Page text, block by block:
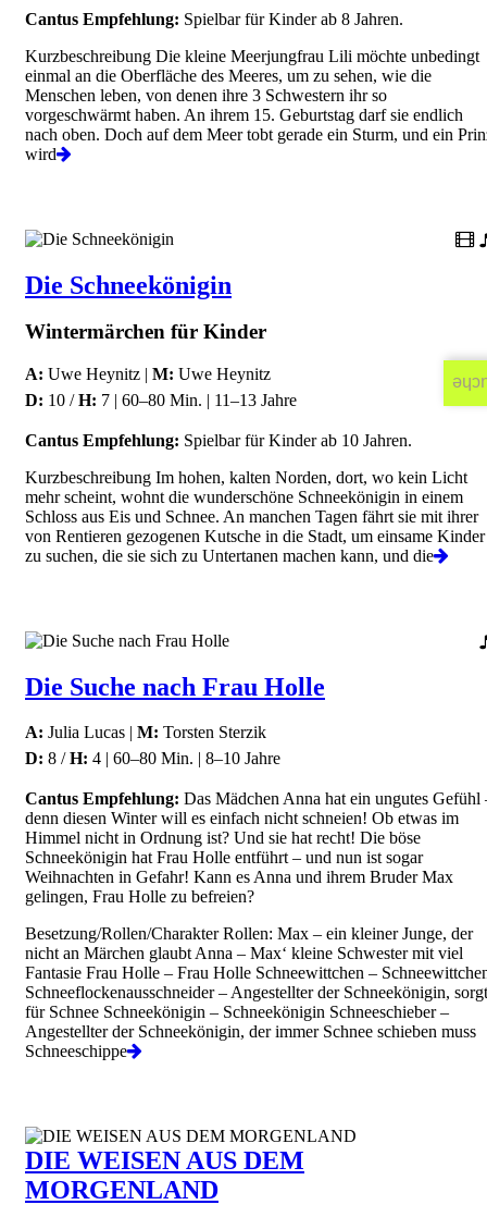
Cantus Empfehlung: Spielbar für Kinder ab 8 Jahren.
Kurzbeschreibung Die kleine Meerjungfrau Lili möchte unbedingt
einmal an die Oberfläche des Meeres, um zu sehen, wie die
Menschen leben, von denen ihre 3 Schwestern ihr so
vorgeschwärmt haben. An ihrem 15. Geburtstag darf sie endlich
nach oben. Doch auf dem Meer tobt gerade ein Sturm, und ein
wird
Die Schneekönigin
Wintermärchen für Kinder
A: Uwe Heynitz | M: Uwe Heynitz
D: 10 /H: 7 | 60–80 Min. | 11–13 Jahre
Cantus Empfehlung: Spielbar für Kinder ab 10 Jahren.
Kurzbeschreibung Im hohen, kalten Norden, dort, wo kein Licht
mehr scheint, wohnt die wunderschöne Schneekönigin in einem
Schloss aus Eis und Schnee. An manchen Tagen fährt sie mit ihrer
von Rentieren gezogenen Kutsche in die Stadt, um einsame Kinder
zu suchen, die sie sich zu Untertanen machen kann, und die
Die Suche nach Frau Holle
A: Julia Lucas | M: Torsten Sterzik
D: 8 /H: 4 | 60–80 Min. | 8–10 Jahre
Cantus Empfehlung: Das Mädchen Anna hat ein ungutes Gefühl
denn diesen Winter will es einfach nicht schneien! Ob etwas im
Himmel nicht in Ordnung ist? Und sie hat recht! Die böse
Schneekönigin hat Frau Holle entführt – und nun ist sogar
Weihnachten in Gefahr! Kann es Anna und ihrem Bruder Max
gelingen, Frau Holle zu befreien?
Besetzung/Rollen/Charakter Rollen: Max – ein kleiner Junge, der
nicht an Märchen glaubt Anna – Max‘ kleine Schwester mit viel
Fantasie Frau Holle – Frau Holle Schneewittchen –
Schneeflockenausschneider – Angestellter der Schneekönigin, sorgt
für Schnee Schneekönigin – Schneekönigin Schneeschieber –
Angestellter der Schneekönigin, der immer Schnee schieben muss
Schneeschippe
DIE WEISEN AUS DEM
MORGENLAND